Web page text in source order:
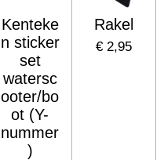
Kenteke
n sticker
set
watersc
ooter/bo
ot (Y-
nummer
)
Rakel
€ 2,95